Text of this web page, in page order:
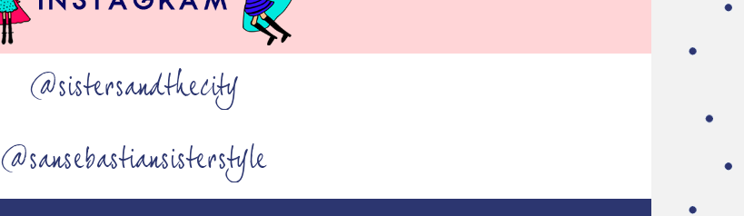
@sistersandthecity
@sansebastiansisterstyle